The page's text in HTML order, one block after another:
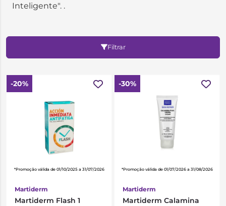
Inteligente". .
Filtrar
-20%
*Promoção válida de 01/10/2025 a 31/07/2026
Martiderm
Martiderm Flash 1
-30%
*Promoção válida de 01/07/2026 a 31/08/2026
Martiderm
Martiderm Calamina